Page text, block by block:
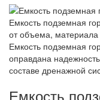
Емкость подземная
от объема, материала
Емкость подземная
оправдана
составе дренажной
Емкость